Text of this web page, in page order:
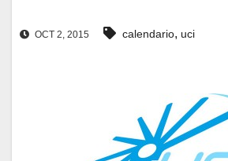
OCT 2, 2015 calendario, uci